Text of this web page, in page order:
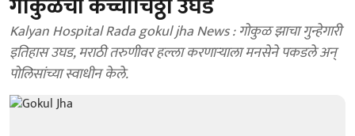
Kalyan Hospital Rada gokul jha News : गोकुळ झाचा गुन्हेगारी
इतिहास उघड, मराठी तरुणीवर हल्ला करणाऱ्याला मनसेने पकडले अन्
पोलिसांच्या स्वाधीन केले.